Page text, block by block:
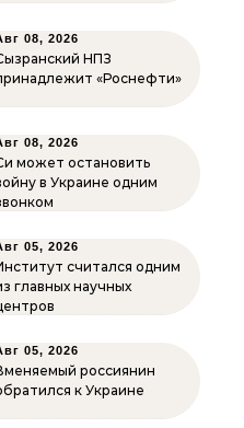
08, 2026
НПЗ
«Роснефти»
08, 2026
может остановить
в Украине одним
05, 2026
считался одним
главных научных
05, 2026
россиянин
к Украине